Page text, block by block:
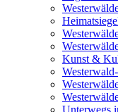
Kunst &
Unterwegs